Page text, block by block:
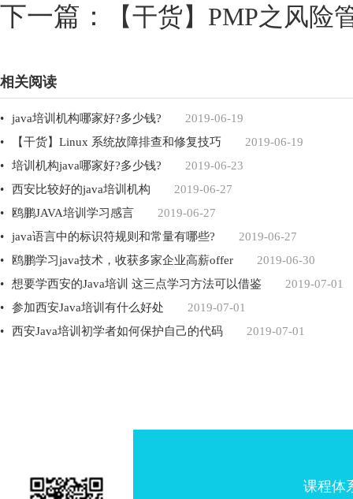
下一篇： 【干货】PMP之风险
相关阅读
• java培训机构哪家好?多少钱?
2019-06-19
•
【干货】Linux系统故障排查和修复技巧
2019-06-19
•
培训机构java哪家好?多少钱?
2019-06-23
•
西安比较好的java培训机构
2019-06-27
•
鸥鹏JAVA培训学习感言
2019-06-27
•
java语言中的标识符规则和常量有哪些?
2019-06-27
•
鸥鹏学习java技术，收获多家企业高薪offer
2019-06-30
•
想要学西安的Java培训这三点学习方法可以借鉴
2019-07-01
•
参加西安Java培训有什么好处
2019-07-01
•
西安Java培训初学者如何保护自己的代码 2019-07-01
课程体